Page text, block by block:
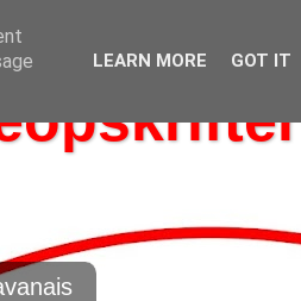
LEARN MORE GOT IT